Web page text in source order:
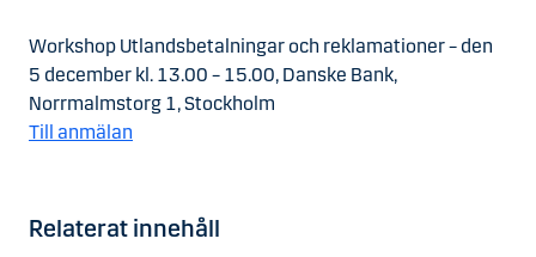
Workshop Utlandsbetalningar och reklamationer – den
5 december kl. 13.00 – 15.00, Danske Bank,
Norrmalmstorg 1, Stockholm
Till anmälan
Relaterat innehåll